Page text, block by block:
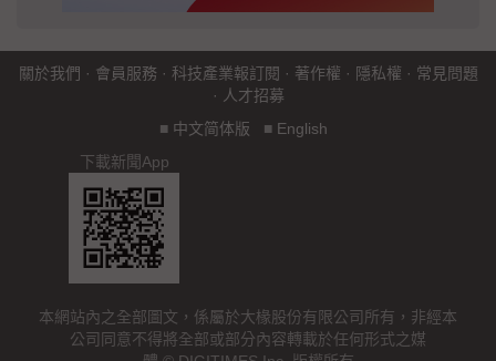
關於我們 · 會員服務 · 科技產業報訂閱 · 著作權 · 隱私權 · 常見問題
· 人才招募
■ 中文简体版 ■ English
下載新聞App
本網站內之全部圖文，係屬於大椽股份有限公司所有，非經本
公司同意不得將全部或部分內容轉載於任何形式之媒